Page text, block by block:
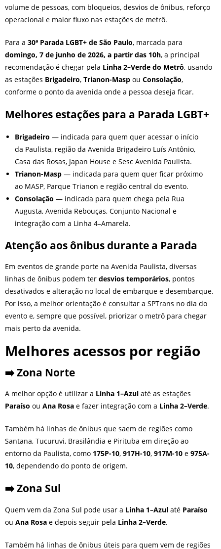
volume de pessoas, com bloqueios, desvios de ônibus, reforço
operacional e maior fluxo nas estações de metrô.
Para a 30ª Parada LGBT+ de São Paulo, marcada para
domingo, 7 de junho de 2026, a partir das 10h, a principal
recomendação é chegar pela Linha 2–Verde do Metrô, usando
as estações Brigadeiro, Trianon-Masp ou Consolação,
conforme o ponto da avenida onde a pessoa deseja ficar.
Melhores estações para a Parada LGBT+
Brigadeiro — indicada para quem quer acessar o início
da Paulista, região da Avenida Brigadeiro Luís Antônio,
Casa das Rosas, Japan House e Sesc Avenida Paulista.
Trianon-Masp — indicada para quem quer ficar próximo
ao MASP, Parque Trianon e região central do evento.
Consolação — indicada para quem chega pela Rua
Augusta, Avenida Rebouças, Conjunto Nacional e
integração com a Linha 4–Amarela.
Atenção aos ônibus durante a Parada
Em eventos de grande porte na Avenida Paulista, diversas
linhas de ônibus podem ter desvios temporários, pontos
desativados e alteração no local de embarque e desembarque.
Por isso, a melhor orientação é consultar a SPTrans no dia do
evento e, sempre que possível, priorizar o metrô para chegar
mais perto da avenida.
Melhores acessos por região
➡️ Zona Norte
A melhor opção é utilizar a Linha 1–Azul até as estações
Paraíso ou Ana Rosa e fazer integração com a Linha 2–Verde.
Também há linhas de ônibus que saem de regiões como
Santana, Tucuruvi, Brasilândia e Pirituba em direção ao
entorno da Paulista, como 175P-10, 917H-10, 917M-10 e 975A-
10, dependendo do ponto de origem.
➡️ Zona Sul
Quem vem da Zona Sul pode usar a Linha 1–Azul até Paraíso
ou Ana Rosa e depois seguir pela Linha 2–Verde.
Também há linhas de ônibus úteis para quem vem de regiões